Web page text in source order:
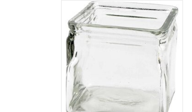
Waxinelicht vierkant
TOEVOEGEN AAN